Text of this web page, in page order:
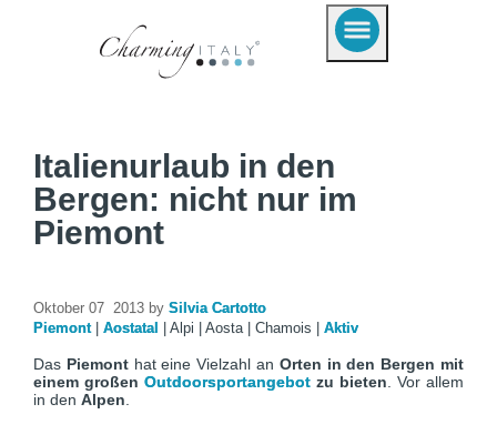
Italienurlaub in den
Bergen: nicht nur im
Piemont
Oktober 07 2013 by Silvia Cartotto
Piemont
Aostatal Alpi Aosta Chamois Aktiv
Das Piemonthat eine Vielzahl an Orten in den Bergen mit
einem großen Outdoorsportangebot zu bieten . Vor allem
in den Alpen